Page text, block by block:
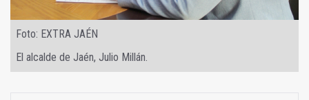
Foto: EXTRA JAÉN
El alcalde de Jaén, Julio Millán.